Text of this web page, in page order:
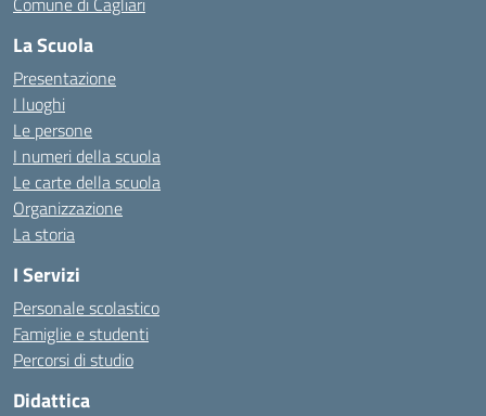
La Scuola
Presentazione
I luoghi
Le persone
I numeri della scuola
Le carte della scuola
Organizzazione
La storia
I Servizi
Personale scolastico
Famiglie e studenti
Percorsi di studio
Didattica